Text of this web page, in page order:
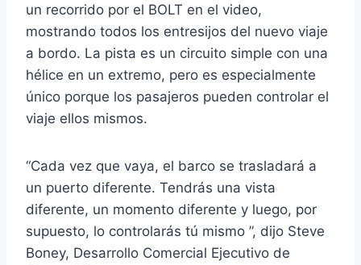
un recorrido por el BOLT en el video,
mostrando todos los entresijos del nuevo viaje
a bordo. La pista es un circuito simple con una
hélice en un extremo, pero es especialmente
único porque los pasajeros pueden controlar el
viaje ellos mismos.
“Cada vez que vaya, el barco se trasladará a
un puerto diferente. Tendrás una vista
diferente, un momento diferente y luego, por
supuesto, lo controlarás tú mismo ”, dijo Steve
Boney, Desarrollo Comercial Ejecutivo de